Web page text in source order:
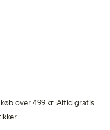
over 499 kr. Altid gratis